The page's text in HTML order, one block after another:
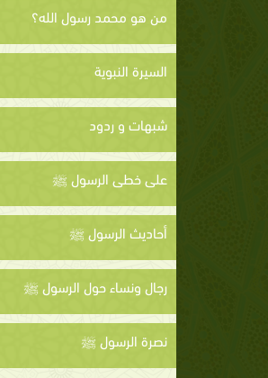
من هو محمد رسول الله؟
السيرة النبوية
شبهات و ردود
على خطى الرسول ﷺ
أحاديث الرسول ﷺ
رجال ونساء حول الرسول ﷺ
نصرة الرسول ﷺ